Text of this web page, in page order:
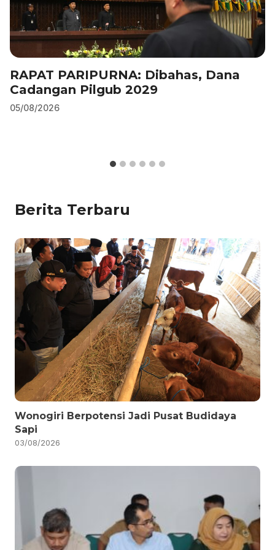
RAPAT PARIPURNA: Dibahas, Dana
Cadangan Pilgub 2029
05/08/2026
Berita Terbaru
Wonogiri Berpotensi Jadi Pusat Budidaya
Sapi
03/08/2026